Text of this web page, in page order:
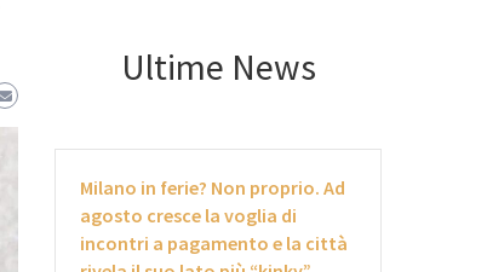
Ultime News
Milano in ferie? Non proprio. Ad
agosto cresce la voglia di
incontri a pagamento e la città